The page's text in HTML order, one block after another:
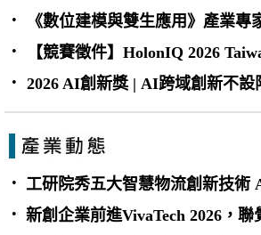
• 《數位建模與雙生應用》產業專
• 【競賽徵件】HolonIQ 2026
• 2026 AI創新獎 | AI跨域創新不
• 工研院秀五大智慧物流創新技術
• 新創企業前進VivaTech 2026，